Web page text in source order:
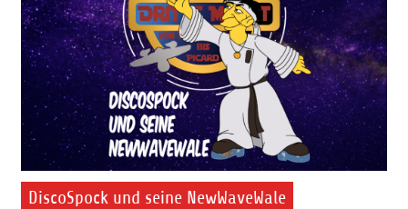
DiscoSpock und seine NewWaveWale